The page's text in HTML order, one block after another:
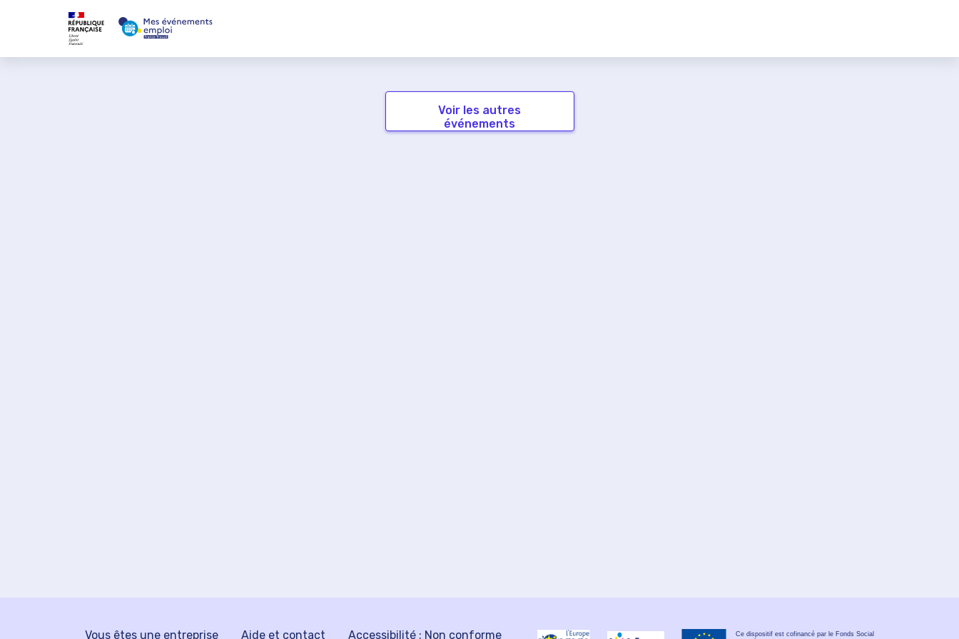
Voir les autres
événements
Vous êtes une entreprise Aide et contact Accessibilité : Non conforme
Ce dispositif est cofinancé par le Fonds Social